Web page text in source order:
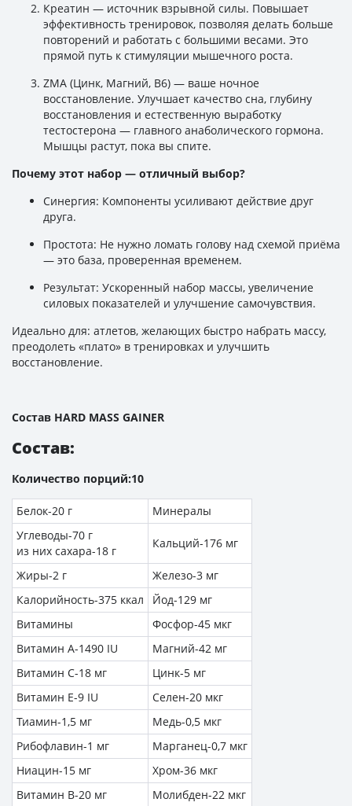
Креатин — источник взрывной силы. Повышает
эффективность тренировок, позволяя делать больше
повторений и работать с большими весами. Это
прямой путь к стимуляции мышечного роста.
ZMA (Цинк, Магний, B6) — ваше ночное
восстановление. Улучшает качество сна, глубину
восстановления и естественную выработку
тестостерона — главного анаболического гормона.
Мышцы растут, пока вы спите.
Почему этот набор — отличный выбор?
Синергия: Компоненты усиливают действие друг
друга.
Простота: Не нужно ломать голову над схемой приёма
— это база, проверенная временем.
Результат: Ускоренный набор массы, увеличение
силовых показателей и улучшение самочувствия.
Идеально для: атлетов, желающих быстро набрать массу,
преодолеть «плато» в тренировках и улучшить
восстановление.
Состав HARD MASS GAINER
Состав:
Количество порций:10
Белок-20 г
Минералы
Углеводы-70 г
из них сахара-18 г
Кальций-176 мг
Жиры-2 г
Железо-3 мг
Калорийность-375 ккал
Йод-129 мг
Витамины
Фосфор-45 мкг
Витамин А-1490 IU
Магний-42 мг
Витамин C-18 мг
Цинк-5 мг
Витамин Е-9 IU
Селен-20 мкг
Тиамин-1,5 мг
Медь-0,5 мкг
Рибофлавин-1 мг
Марганец-0,7 мкг
Ниацин-15 мг
Хром-36 мкг
Витамин B-20 мг
Молибден-22 мкг